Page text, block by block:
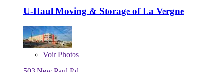
U-Haul Moving & Storage of La Vergne
VoirPhotos